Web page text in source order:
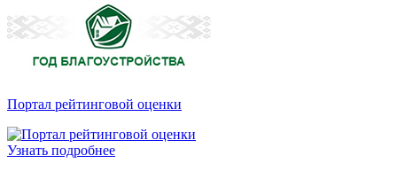
Портал рейтинговой оценки
Узнать подробнее